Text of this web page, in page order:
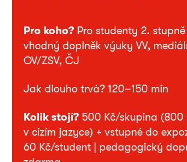
Pro koho? Pro studenty 2.
vhodný doplněk výuky VV,
OV/ZSV, ČJ
Jak dlouho trvá? 120–150 min
Kolik stojí? 500 Kč/skupina (800
v cizím jazyce) + vstupné do
60 Kč/student | pedagogický